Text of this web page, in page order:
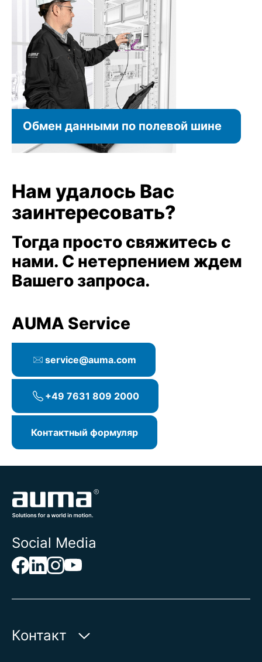
Обмен данными по полевой шине
Нам удалось Вас
заинтересовать?
Тогда просто свяжитесь с
нами. С нетерпением ждем
Вашего запроса.
AUMA Service
service@auma.com
+49 7631 809 2000
Контактный формуляр
Social Media
Контакт